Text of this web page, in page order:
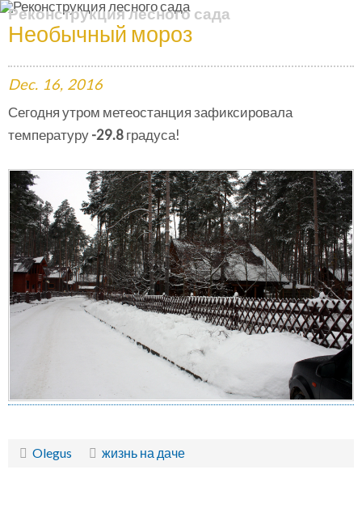
Реконструкция лесного сада
Необычный мороз
Dec. 16, 2016
Сегодня утром метеостанция зафиксировала
температуру -29.8 градуса!
Olegus жизнь на даче